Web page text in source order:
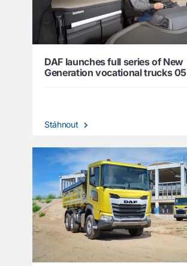
DAF launches full series of New
Generation vocational trucks 05
Stáhnout